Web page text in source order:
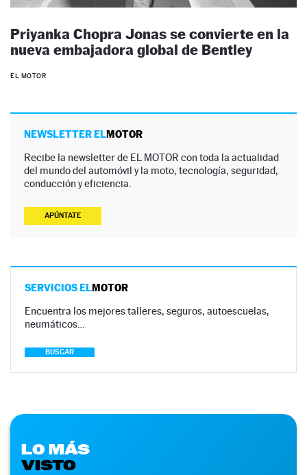
Priyanka Chopra Jonas se convierte en la
nueva embajadora global de Bentley
EL MOTOR
NEWSLETTER ELMOTOR
Recibe la newsletter de EL MOTOR con toda la actualidad
del mundo del automóvil y la moto, tecnología, seguridad,
conducción y eficiencia.
APÚNTATE
SERVICIOS ELMOTOR
Encuentra los mejores talleres, seguros, autoescuelas,
neumáticos…
BUSCAR
LO MÁS
VISTO